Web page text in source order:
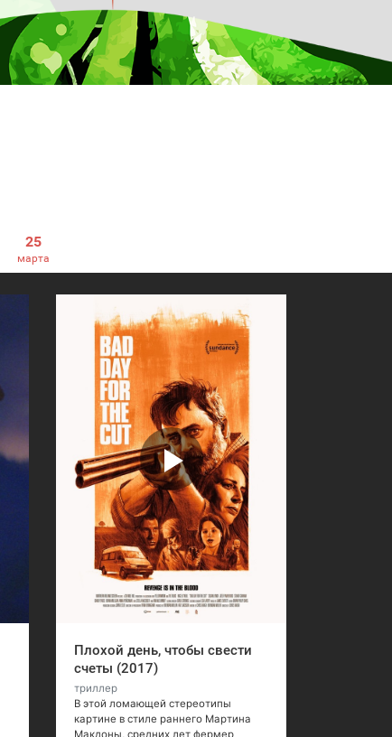
25
марта
Плохой день, чтобы свести
счеты (2017)
триллер
В этой ломающей стереотипы
картине в стиле раннего Мартина
Макдоны, средних лет фермер